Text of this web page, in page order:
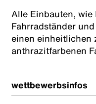
Alle Einbauten, wie
Fahrradständer
einen einheitlichen
anthrazitfarbenen
wettbewerbsinfos